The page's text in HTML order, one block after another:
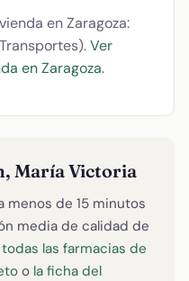
en Zaragoza:
Ver
en Zaragoza.
María Victoria
menos de 15 minutos
media de calidad de
todas las farmacias de
o la ficha del